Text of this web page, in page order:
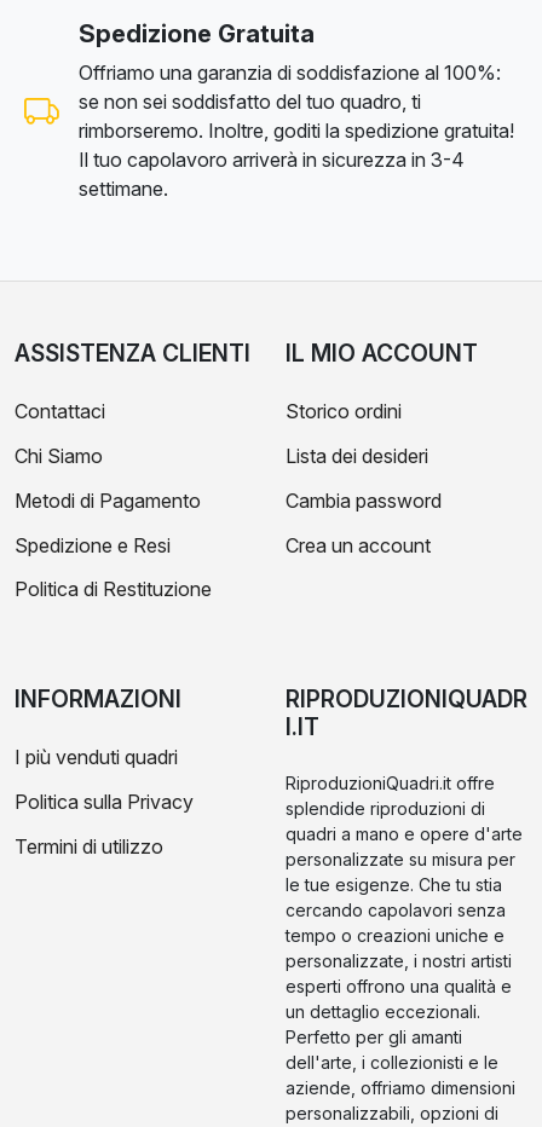
Spedizione Gratuita
Offriamo una garanzia di soddisfazione al 100%:
se non sei soddisfatto del tuo quadro, ti
rimborseremo. Inoltre, goditi la spedizione gratuita!
Il tuo capolavoro arriverà in sicurezza in 3-4
settimane.
ASSISTENZA CLIENTI
Contattaci
Chi Siamo
Metodi di Pagamento
Spedizione e Resi
Politica di Restituzione
IL MIO ACCOUNT
Storico ordini
Lista dei desideri
Cambia password
Crea un account
INFORMAZIONI
I più venduti quadri
Politica sulla Privacy
Termini di utilizzo
RIPRODUZIONIQUADR
I.IT
RiproduzioniQuadri.it offre
splendide riproduzioni di
quadri a mano e opere d'arte
personalizzate su misura per
le tue esigenze. Che tu stia
cercando capolavori senza
tempo o creazioni uniche e
personalizzate, i nostri artisti
esperti offrono una qualità e
un dettaglio eccezionali.
Perfetto per gli amanti
dell'arte, i collezionisti e le
aziende, offriamo dimensioni
personalizzabili, opzioni di